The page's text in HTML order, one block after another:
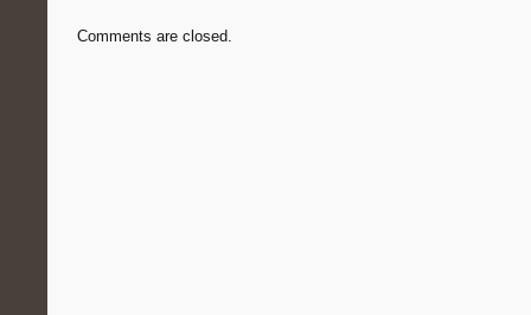
Comments are closed.